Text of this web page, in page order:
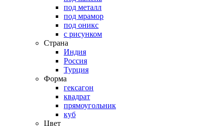
под металл
под мрамор
под оникс
с рисунком
Страна
Индия
Россия
Турция
Форма
гексагон
квадрат
прямоугольник
куб
Цвет